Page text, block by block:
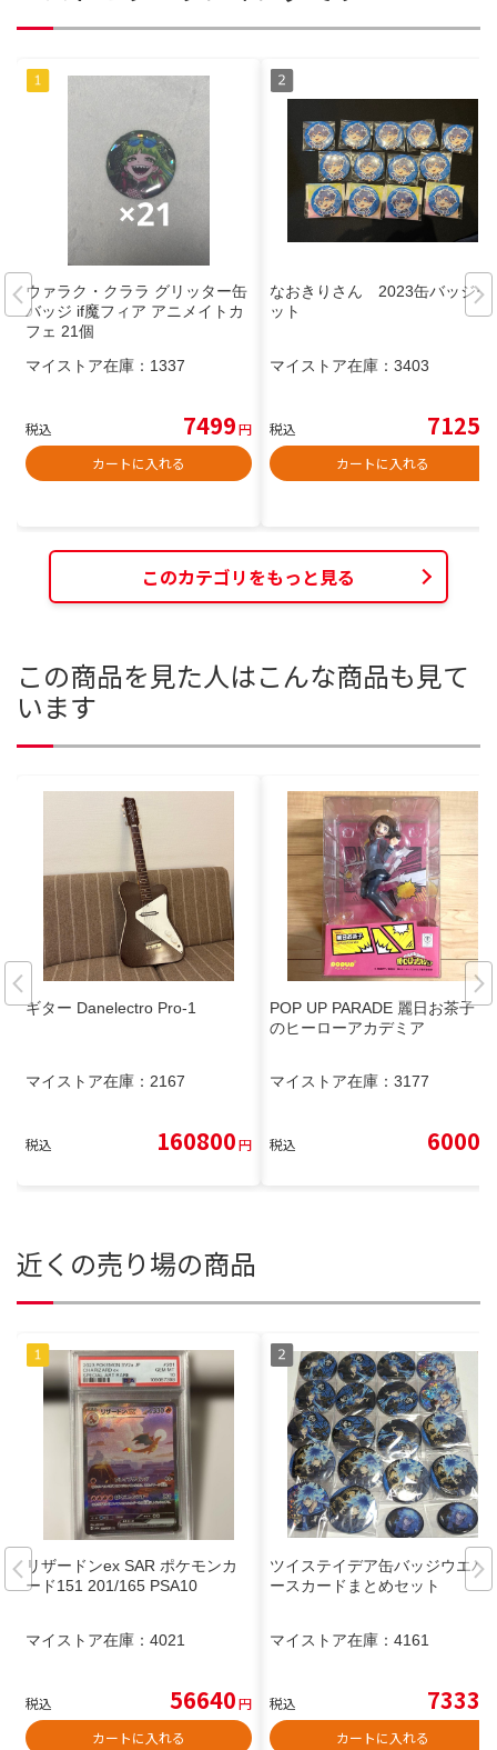
ウァラク・クララ グリッター缶
バッジ if魔フィア アニメイトカ
フェ 21個
マイストア在庫： 1337
税込 7499円
カートに入れる
なおきりさん 2023缶バッジセ
ット
マイストア在庫： 3403
税込 7125
カートに入れる
このカテゴリをもっと見る
この商品を見た人はこんな商品も見て
います
ギター Danelectro Pro-1
マイストア在庫： 2167
税込 160800円
POP UP PARADE 麗日お茶子 僕
のヒーローアカデミア
マイストア在庫： 3177
税込 6000
近くの売り場の商品
リザードンex SAR ポケモンカ
ード151 201/165 PSA10
マイストア在庫： 4021
税込 56640円
カートに入れる
ツイステイデア缶バッジウエハ
ースカードまとめセット
マイストア在庫： 4161
税込 7333
カートに入れる